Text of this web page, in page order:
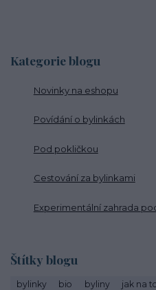
Kategorie blogu
Novinky na eshopu
Povídání o bylinkách
Pod pokličkou
Cestování za bylinkami
Experimentální zahrada
Štítky blogu
bylinky bio byliny jak na